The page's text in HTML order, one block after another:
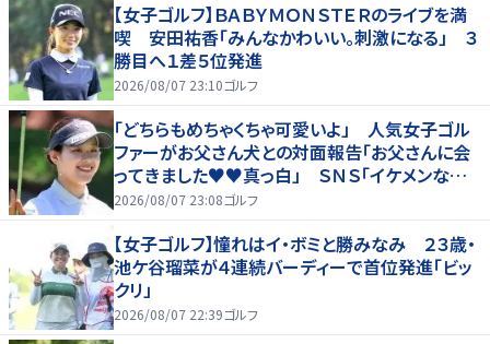
【女子ゴルフ】ＢＡＢＹＭＯＮＳＴＥＲのライブを満
喫 安田祐香「みんなかわいい。刺激になる」 ３
勝目へ１差５位発進
2026/08/07 23:10ゴルフ
「どちらもめちゃくちゃ可愛いよ」 人気女子ゴル
ファーがお父さん犬との対面報告「お父さんに会
ってきました♥♥真っ白」 ＳＮＳ「イケメンなお
父さん」「白戸家入りするんですか？」
2026/08/07 23:08ゴルフ
【女子ゴルフ】憧れはイ・ボミと勝みなみ ２３歳・
池ケ谷瑠菜が４連続バーディーで首位発進「ビッ
クリ」
2026/08/07 22:39ゴルフ